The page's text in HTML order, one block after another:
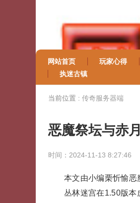
网站首页 玩家心得
执迷古镇
当前位置 : 传奇服务器端
恶魔祭坛与赤
时间：2024-11-13 8:27:46
本文由小编栗忻愉恶
丛林迷宫在1.50版本